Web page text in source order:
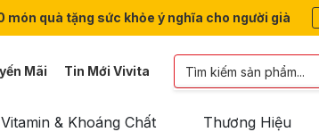
món quà tặng sức khỏe ý nghĩa cho người già
Mãi Tin Mới Vivita
Vitamin & Khoáng Chất Thương Hiệu